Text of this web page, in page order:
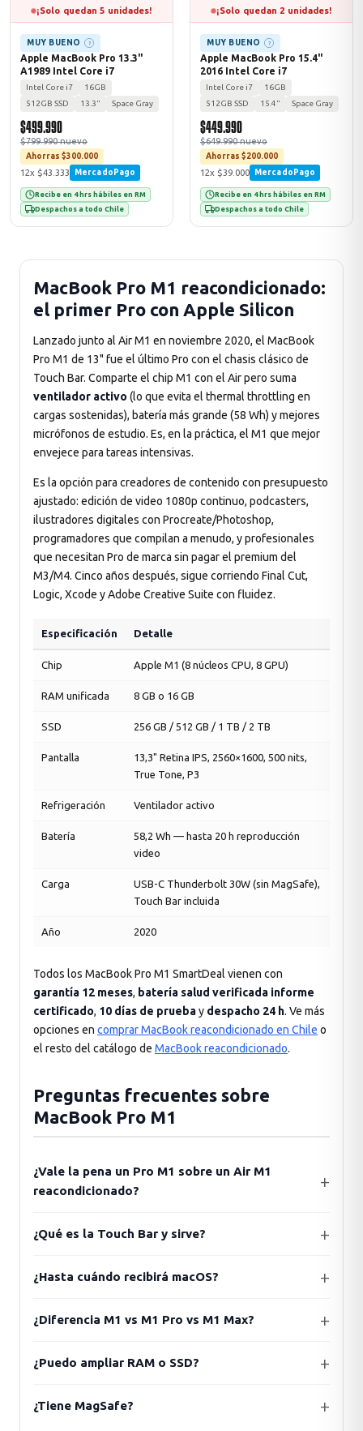
¡Solo quedan 5 unidades!
MUY BUENO ?
Apple MacBook Pro 13.3"
A1989 Intel Core i7
Intel Core i7
16GB
512GB SSD
13.3" Space Gray
$499.990
$799.990 nuevo
Ahorras $300.000
12x $43.333 MercadoPago
Recibe en 4 hrs hábiles en RM
Despachos a todo Chile
¡Solo quedan 2 unidades!
MUY BUENO ?
Apple MacBook Pro 15.4"
2016 Intel Core i7
Intel Core i7
16GB
512GB SSD
15.4" Space Gray
$449.990
$649.990 nuevo
Ahorras $200.000
12x $39.000 MercadoPago
Recibe en 4 hrs hábiles en RM
Despachos a todo Chile
MacBook Pro M1 reacondicionado:
el primer Pro con Apple Silicon
Lanzado junto al Air M1 en noviembre 2020, el MacBook
Pro M1 de 13" fue el último Pro con el chasis clásico de
Touch Bar. Comparte el chip M1 con el Air pero suma
ventilador activo (lo que evita el thermal throttling en
cargas sostenidas), batería más grande (58 Wh) y mejores
micrófonos de estudio. Es, en la práctica, el M1 que mejor
envejece para tareas intensivas.
Es la opción para creadores de contenido con presupuesto
ajustado: edición de video 1080p continuo, podcasters,
ilustradores digitales con Procreate/Photoshop,
programadores que compilan a menudo, y profesionales
que necesitan Pro de marca sin pagar el premium del
M3/M4. Cinco años después, sigue corriendo Final Cut,
Logic, Xcode y Adobe Creative Suite con fluidez.
Especificación Detalle
Chip Apple M1 (8 núcleos CPU, 8 GPU)
RAM unificada 8 GB o 16 GB
SSD 256 GB / 512 GB / 1 TB / 2 TB
Pantalla
13,3" Retina IPS, 2560×1600, 500 nits,
True Tone, P3
Refrigeración Ventilador activo
Batería
58,2 Wh — hasta 20 h reproducción
video
Carga
USB-C Thunderbolt 30W (sin MagSafe),
Touch Bar incluida
Año 2020
Todos los MacBook Pro M1 SmartDeal vienen con
garantía 12 meses, batería salud verificada informe
certificado, 10 días de pruebay despacho 24 h. Ve más
opciones en comprar MacBook reacondicionado en Chile o
el resto del catálogo de MacBook reacondicionado.
Preguntas frecuentes sobre
MacBook Pro M1
¿Vale la pena un Pro M1 sobre un Air M1
reacondicionado?
¿Qué es la Touch Bar y sirve?
¿Hasta cuándo recibirá macOS?
¿Diferencia M1 vs M1 Pro vs M1 Max?
¿Puedo ampliar RAM o SSD?
¿Tiene MagSafe?